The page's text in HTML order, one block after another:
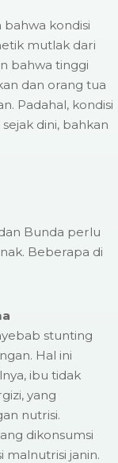
bahwa kondisi
mutlak dari
bahwa tinggi
dan orang tua
Padahal, kondisi
dini, bahkan
Bunda perlu
Beberapa di
stunting
Hal ini
ibu tidak
yang
nutrisi.
dikonsumsi
janin.